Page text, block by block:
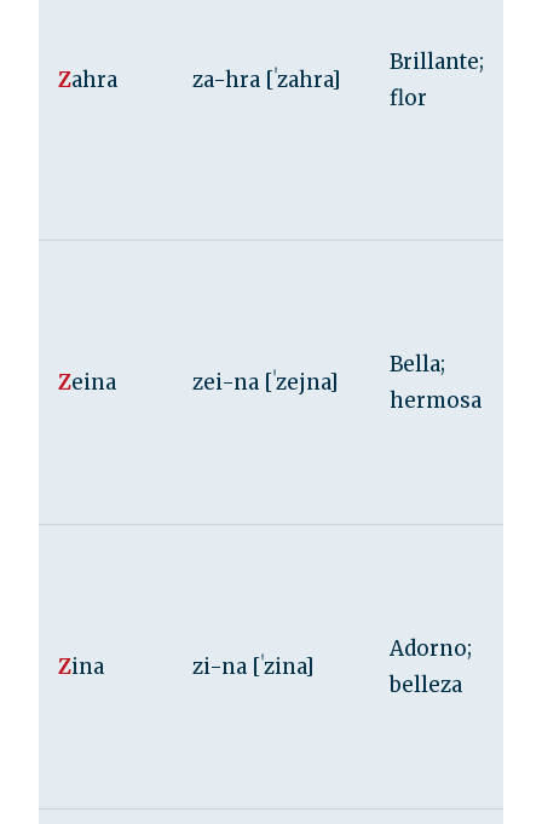
Zahra za-hra [ˈzahra]
Brillante;
flor
Zeina zei-na [ˈzejna]
Bella;
hermosa
Zina zi-na [ˈzina]
Adorno;
belleza